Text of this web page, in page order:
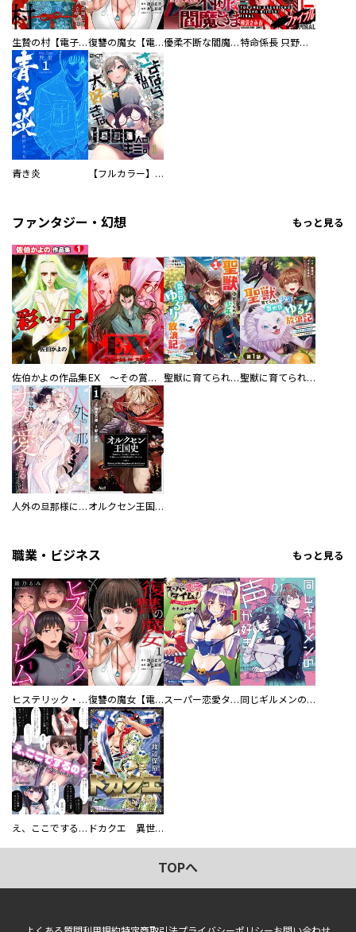
生贄の村【電子単行本版】 復讐の魔女【電子単行本版】 優柔不断な閻魔さま 特命係長 只野仁ファイナル 愛蔵版
青き炎 【フルカラー】さよなら、私の大好きな１０００人のキミ。
ファンタジー・幻想 もっと見る
佐伯かよの作品集 EX ～その賞金稼ぎは、世界の出口を探す～【単行本版】 聖獣に育てられた少年の異世界ゆるり放浪記～神様からもらったチート魔法で、仲間たちとスローライフを満喫中～ 聖獣に育てられた少年の異世界ゆるり放浪記～神様からもらったチート魔法で、仲間たちとスローライフを満喫中～【分冊版】
人外の旦那様に娶られ毎晩ナカまで愛される…。アンソロジー オルクセン王国史
職業・ビジネス もっと見る
ヒステリック・ハーレム～搾られる男と堕ちる女～【電子単行本版】 復讐の魔女【電子単行本版】 スーパー恋愛タイム！～現場でドＳな彼女は自宅でデレる～ 同じギルメンの声が好き
え、ここでするの？ アイドルのファンが知らない日常 ドカクエ 異世界ドカコッククエスト
TOPへ